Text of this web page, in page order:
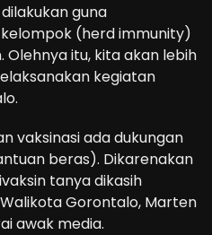
guna
(herd immunity)
Olehnya itu, kita akan lebih
kegiatan
vaksinasi ada dukungan
beras). Dikarenakan
tanya dikasih
Gorontalo, Marten
awak media.